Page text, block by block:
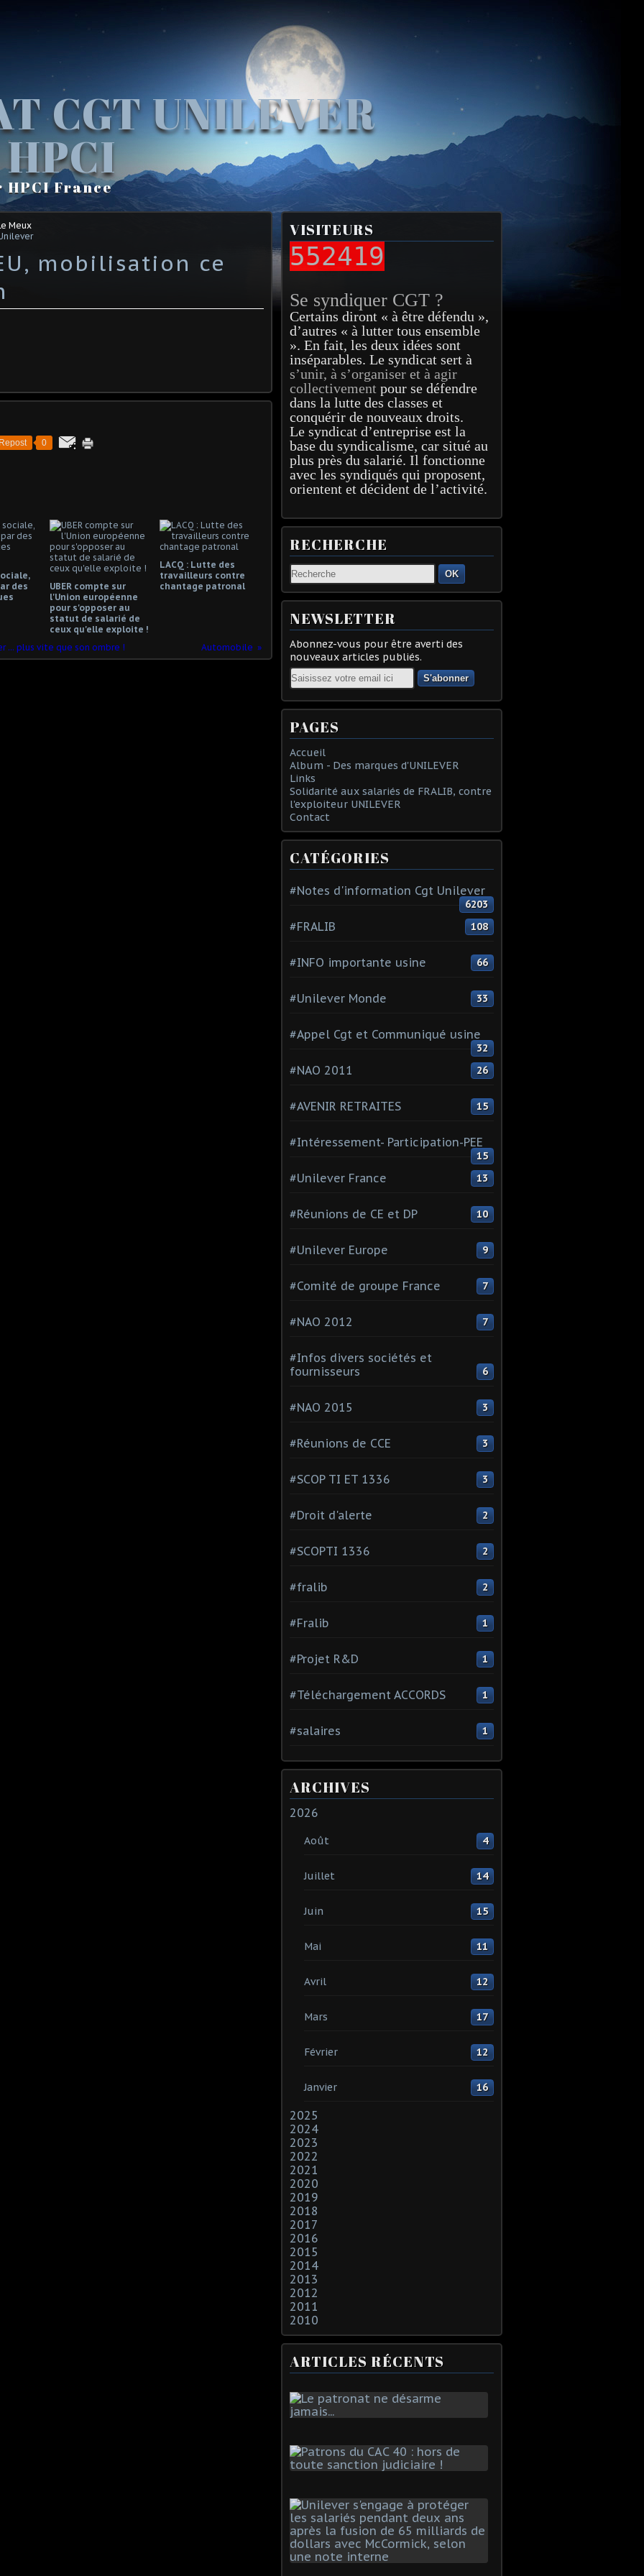
CGT UNILEVER
HPCI France
Meux
mobilisation ce
Repost 0
des
UBER compte sur
l'Union européenne
pour s'opposer au
statut de salarié de
ceux qu'elle exploite !
LACQ : Lutte des
travailleurs contre
chantage patronal
... plus vite que son ombre ! Automobile
VISITEURS
552419
Se syndiquer CGT ?
Certains diront « à être défendu »,
d’autres « à lutter tous ensemble
». En fait, les deux idées sont
inséparables. Le syndicat sert à
s’unir, à s’organiser et à agir
collectivement pour se défendre
dans la lutte des classes et
conquérir de nouveaux droits.
Le syndicat d’entreprise est la
base du syndicalisme, car situé au
plus près du salarié. Il fonctionne
avec les syndiqués qui proposent,
orientent et décident de l’activité.
RECHERCHE
OK
NEWSLETTER
Abonnez-vous pour être averti des
nouveaux articles publiés.
Email
PAGES
Accueil
Album - Des marques d'UNILEVER
Links
Solidarité aux salariés de FRALIB, contre
l'exploiteur UNILEVER
Contact
CATÉGORIES
#Notes d'information Cgt Unilever
6203
#FRALIB 108
#INFO importante usine 66
#Unilever Monde 33
#Appel Cgt et Communiqué usine
32
#NAO 2011 26
#AVENIR RETRAITES 15
#Intéressement- Participation-PEE
15
#Unilever France 13
#Réunions de CE et DP 10
#Unilever Europe 9
#Comité de groupe France 7
#NAO 2012 7
#Infos divers sociétés et
fournisseurs
6
#NAO 2015 3
#Réunions de CCE 3
#SCOP TI ET 1336 3
#Droit d'alerte 2
#SCOPTI 1336 2
#fralib 2
#Fralib 1
#Projet R&D 1
#Téléchargement ACCORDS 1
#salaires 1
ARCHIVES
2026
Août 4
Juillet 14
Juin 15
Mai 11
Avril 12
Mars 17
Février 12
Janvier 16
2025
2024
2023
2022
2021
2020
2019
2018
2017
2016
2015
2014
2013
2012
2011
2010
ARTICLES RÉCENTS